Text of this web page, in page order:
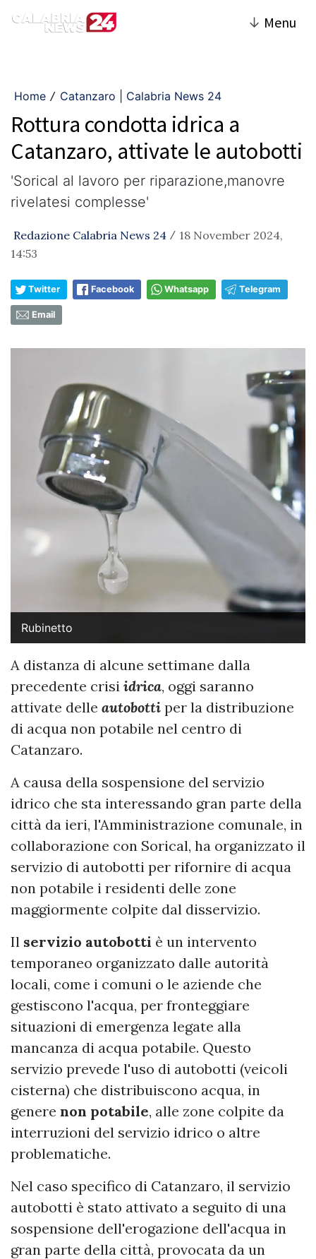
↓ Menu
Home / Catanzaro | Calabria News 24
Rottura condotta idrica a
Catanzaro, attivate le autobotti
'Sorical al lavoro per riparazione,manovre
rivelatesi complesse'
Redazione Calabria News 24 / 18 November 2024,
14:53
Twitter Facebook Whatsapp Telegram
Email
Rubinetto
A distanza di alcune settimane dalla
precedente crisi idrica, oggi saranno
attivate delle autobotti per la distribuzione
di acqua non potabile nel centro di
Catanzaro.
A causa della sospensione del servizio
idrico che sta interessando gran parte della
città da ieri, l'Amministrazione comunale, in
collaborazione con Sorical, ha organizzato il
servizio di autobotti per rifornire di acqua
non potabile i residenti delle zone
maggiormente colpite dal disservizio.
Il servizio autobotti è un intervento
temporaneo organizzato dalle autorità
locali, come i comuni o le aziende che
gestiscono l'acqua, per fronteggiare
situazioni di emergenza legate alla
mancanza di acqua potabile. Questo
servizio prevede l'uso di autobotti (veicoli
cisterna) che distribuiscono acqua, in
genere non potabile, alle zone colpite da
interruzioni del servizio idrico o altre
problematiche.
Nel caso specifico di Catanzaro, il servizio
autobotti è stato attivato a seguito di una
sospensione dell'erogazione dell'acqua in
gran parte della città, provocata da un